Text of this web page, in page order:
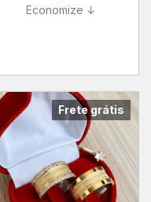
Economize ↓
Frete grátis